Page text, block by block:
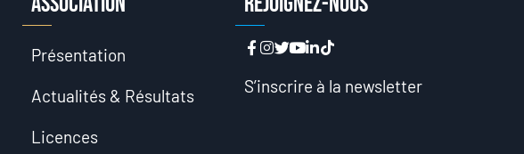
Présentation
Actualités & Résultats
Licences
S’inscrire à la newsletter